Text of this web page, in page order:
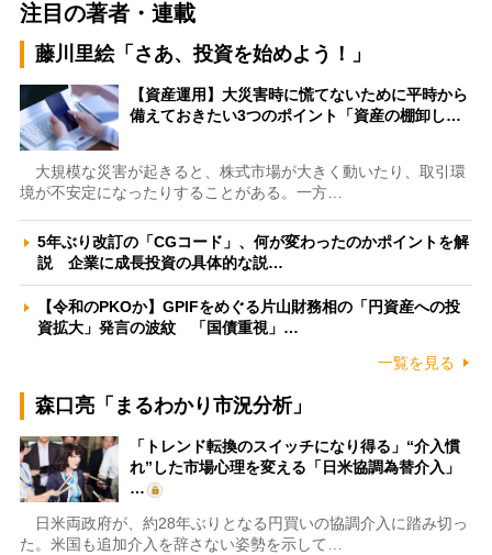
注目の著者・連載
藤川里絵「さあ、投資を始めよう！」
【資産運用】大災害時に慌てないために平時から
備えておきたい3つのポイント「資産の棚卸し…
大規模な災害が起きると、株式市場が大きく動いたり、取引環
境が不安定になったりすることがある。一方…
5年ぶり改訂の「CGコード」、何が変わったのかポイントを解
説 企業に成長投資の具体的な説…
【令和のPKOか】GPIFをめぐる片山財務相の「円資産への投
資拡大」発言の波紋 「国債重視」…
一覧を見る
森口亮「まるわかり市況分析」
「トレンド転換のスイッチになり得る」“介入慣
れ”した市場心理を変える「日米協調為替介入」
…
日米両政府が、約28年ぶりとなる円買いの協調介入に踏み切っ
た。米国も追加介入を辞さない姿勢を示して…